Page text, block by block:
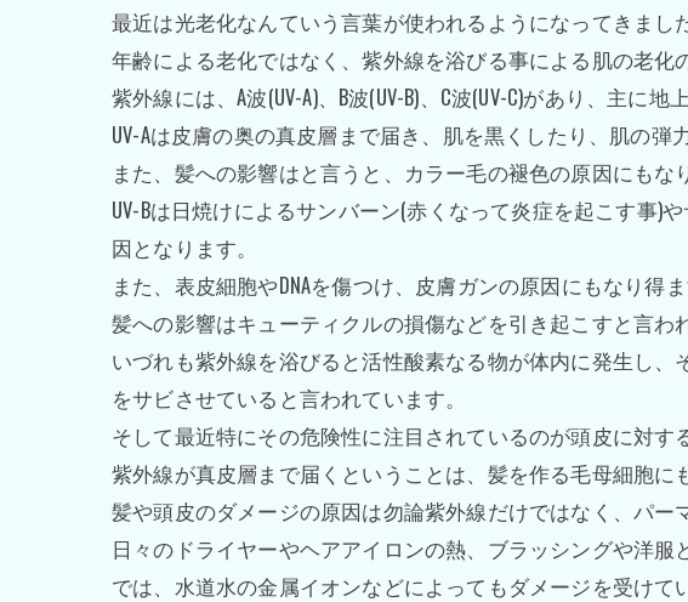
最近は光老化なんていう言葉が使われるようになってきました
年齢による老化ではなく、紫外線を浴びる事による肌の老化
紫外線には、A波(UV-A)、B波(UV-B)、C波(UV-C)があり、主に地
UV-Aは皮膚の奥の真皮層まで届き、肌を黒くしたり、肌の弾
また、髪への影響はと言うと、カラー毛の褪色の原因にもな
UV-Bは日焼けによるサンバーン(赤くなって炎症を起こす事
因となります。
また、表皮細胞やDNAを傷つけ、皮膚ガンの原因にもなり得ま
髪への影響はキューティクルの損傷などを引き起こすと言わ
いづれも紫外線を浴びると活性酸素なる物が体内に発生し
をサビさせていると言われています。
そして最近特にその危険性に注目されているのが頭皮に対す
紫外線が真皮層まで届くということは、髪を作る毛母細胞に
髪や頭皮のダメージの原因は勿論紫外線だけではなく、パー
日々のドライヤーやヘアアイロンの熱、ブラッシングや洋
では、水道水の金属イオンなどによってもダメージを受けて